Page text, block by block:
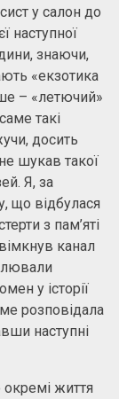
у салон до
наступної
знаючи,
«екзотика
– «летючий»
такі
досить
шукав такої
Я, за
що відбулася
з пам’яті
канал
у історії
розповідала
наступні
життя